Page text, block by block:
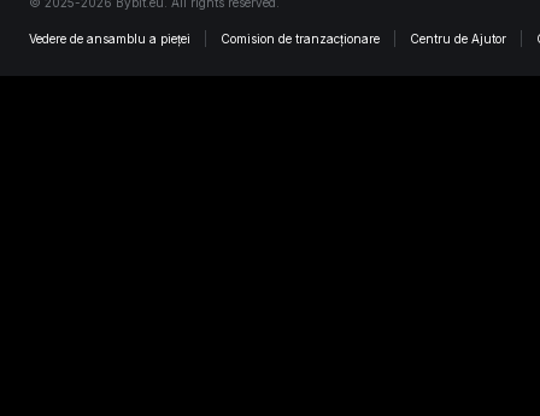
Vedere de ansamblu a pieței Comision de tranzacționare Centru de Ajutor